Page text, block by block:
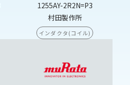
1255AY-2R2N=P3
村田製作所
インダクタ(コイル)